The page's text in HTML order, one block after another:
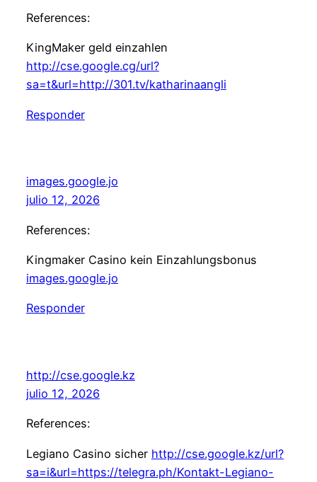
References:
KingMaker geld einzahlen
http://cse.google.cg/url?
sa=t&url=http://301.tv/katharinaangli
Responder
images.google.jo
julio 12, 2026
References:
Kingmaker Casino kein Einzahlungsbonus
images.google.jo
Responder
http://cse.google.kz
julio 12, 2026
References:
Legiano Casino sicher http://cse.google.kz/url?
sa=i&url=https://telegra.ph/Kontakt-Legiano-